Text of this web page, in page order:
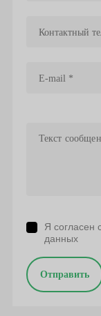
Я согласен
данных
Отправить